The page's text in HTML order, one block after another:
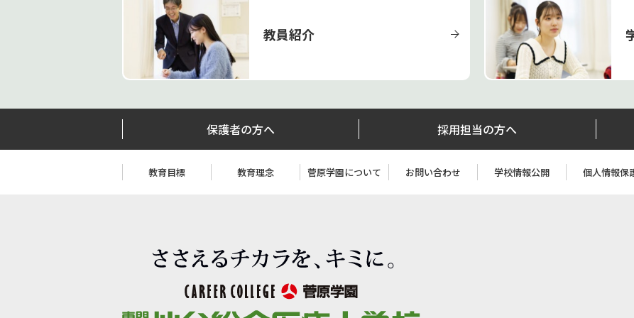
教員紹介
保護者の方へ 採用担当の方へ
教育目標 教育理念 菅原学園について お問い合わせ 学校情報公開 個人情報保